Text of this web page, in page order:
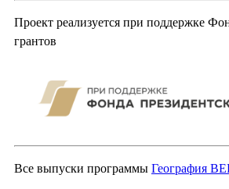
Проект реализуется при поддержке
грантов
Все выпуски программы География